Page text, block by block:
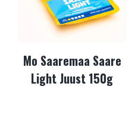
Mo Saaremaa Saare
Light Juust 150g